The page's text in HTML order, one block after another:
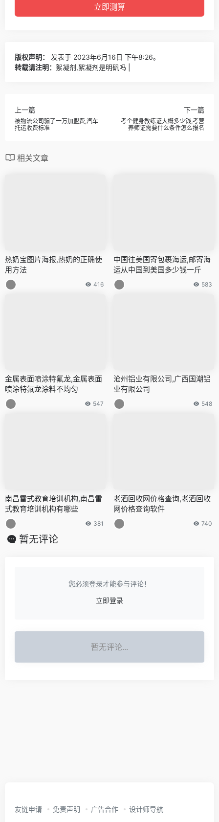
版权声明：
发表于 2023年6月16日 下午8:26。
转载请注明： 絮凝剂,絮凝剂是明矾吗 |
上一篇
被物流公司骗了一万加盟费,汽车
托运收费标准
下一篇
考个健身教练证大概多少钱,考营
养师证需要什么条件怎么报名
相关文章
热奶宝图片海报,热奶的正确使
用方法
416
中国往美国寄包裹海运,邮寄海
运从中国到美国多少钱一斤
583
金属表面喷涂特氟龙,金属表面
喷涂特氟龙涂料不均匀
547
沧州铝业有限公司,广西国潮铝
业有限公司
548
南昌雷式教育培训机构,南昌雷
式教育培训机构有哪些
381
老酒回收网价格查询,老酒回收
网价格查询软件
740
暂无评论
您必须登录才能参与评论！
立即登录
暂无评论...
友链申请 免责声明 广告合作 设计师导航